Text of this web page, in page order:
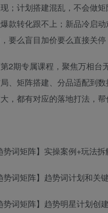
；计划搭建混乱，不会做
款转化跟不上；新品冷启
要么盲目加价要么直接关
2期专属课程，聚焦万相台
、矩阵搭建、分品适配到
，都有对应的落地打法，
势词矩阵】实操案例+玩法
势词矩阵】趋势词计划和关
势词矩阵】趋势明星计划创